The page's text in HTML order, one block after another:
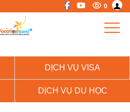
0
DỊCH VỤ VISA
DỊCH VỤ DU HỌC